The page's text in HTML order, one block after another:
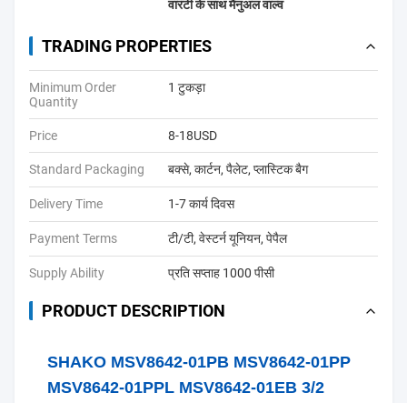
वारंटी के साथ मैनुअल वाल्व
TRADING PROPERTIES
Minimum Order
Quantity
1 टुकड़ा
Price 8-18USD
Standard Packaging बक्से, कार्टन, पैलेट, प्लास्टिक बैग
Delivery Time 1-7 कार्य दिवस
Payment Terms टी/टी, वेस्टर्न यूनियन, पेपैल
Supply Ability प्रति सप्ताह 1000 पीसी
PRODUCT DESCRIPTION
SHAKO MSV8642-01PB MSV8642-01PP
MSV8642-01PPL MSV8642-01EB 3/2